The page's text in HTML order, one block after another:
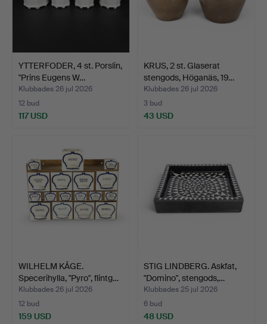
YTTERFODER, 4 st. Porslin,
"Prins Eugens W…
Klubbades 26 jul 2026
12 bud
117 USD
KRUS, 2 st. Glaserat
stengods, Höganäs, 19…
Klubbades 26 jul 2026
3 bud
43 USD
WILHELM KÅGE.
Specerihylla, "Pyro", flintg…
Klubbades 26 jul 2026
12 bud
159 USD
STIG LINDBERG. Askfat,
"Domino", stengods,…
Klubbades 25 jul 2026
6 bud
48 USD